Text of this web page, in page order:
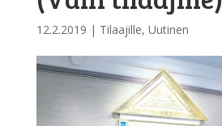
12.2.2019 | Tilaajille, Uutinen